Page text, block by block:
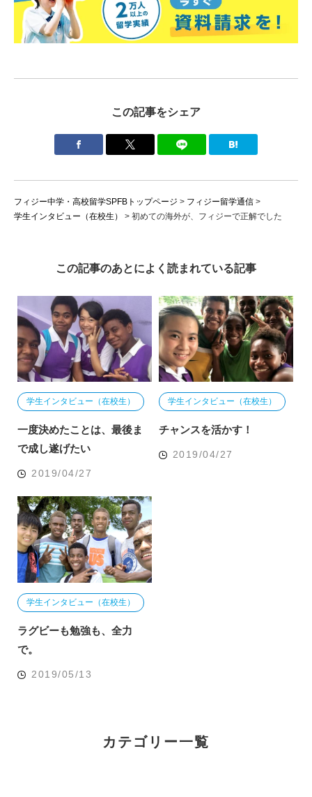
この記事をシェア
フィジー中学・高校留学SPFBトップページ > フィジー留学通信 >
学生インタビュー（在校生）
> 初めての海外が、フィジーで正解でした
この記事のあとによく読まれている記事
学生インタビュー（在校生）
一度決めたことは、最後ま
で成し遂げたい
2019/04/27
学生インタビュー（在校生）
チャンスを活かす！
2019/04/27
学生インタビュー（在校生）
ラグビーも勉強も、全力
で。
2019/05/13
カテゴリー一覧